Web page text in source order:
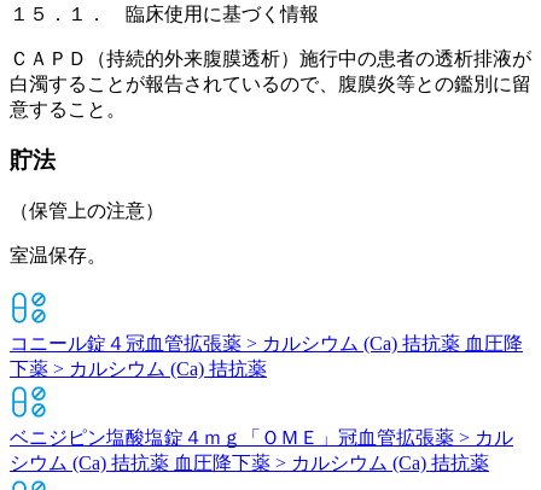
１５．１． 臨床使用に基づく情報
ＣＡＰＤ（持続的外来腹膜透析）施行中の患者の透析排液が
白濁することが報告されているので、腹膜炎等との鑑別に留
意すること。
貯法
（保管上の注意）
室温保存。
コニール錠４冠血管拡張薬 > カルシウム (Ca) 拮抗薬 血圧降
下薬 > カルシウム (Ca) 拮抗薬
ベニジピン塩酸塩錠４ｍｇ「ＯＭＥ」 冠血管拡張薬 > カル
シウム (Ca) 拮抗薬 血圧降下薬 > カルシウム (Ca) 拮抗薬